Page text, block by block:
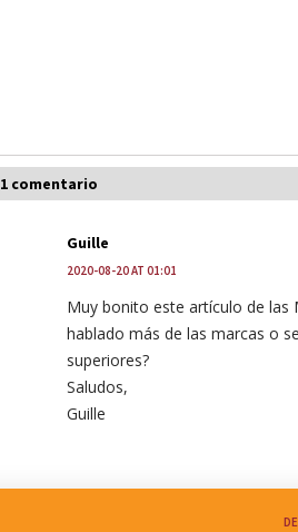
1 comentario
Guille
2020-08-20 AT 01:01
Muy bonito este artículo de las
hablado más de las marcas o
superiores?
Saludos,
Guille